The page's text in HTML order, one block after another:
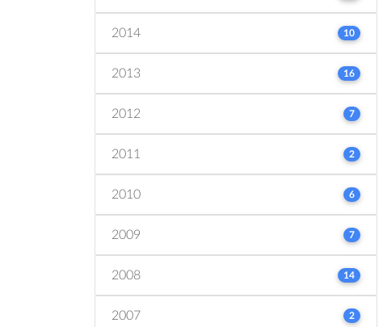
2014 10
2013 16
2012 7
2011 2
2010 6
2009 7
2008 14
2007 2